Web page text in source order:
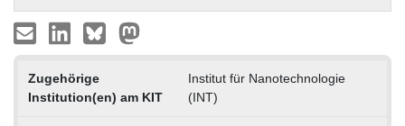
Zugehörige
Institution(en) am KIT
Institut für Nanotechnologie
(INT)